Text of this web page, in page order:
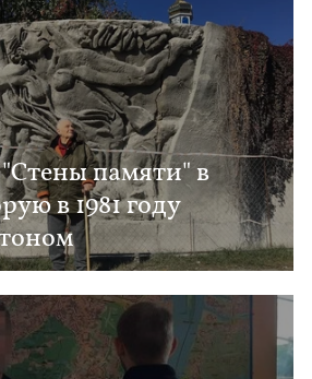
памяти" в
в 1981 году